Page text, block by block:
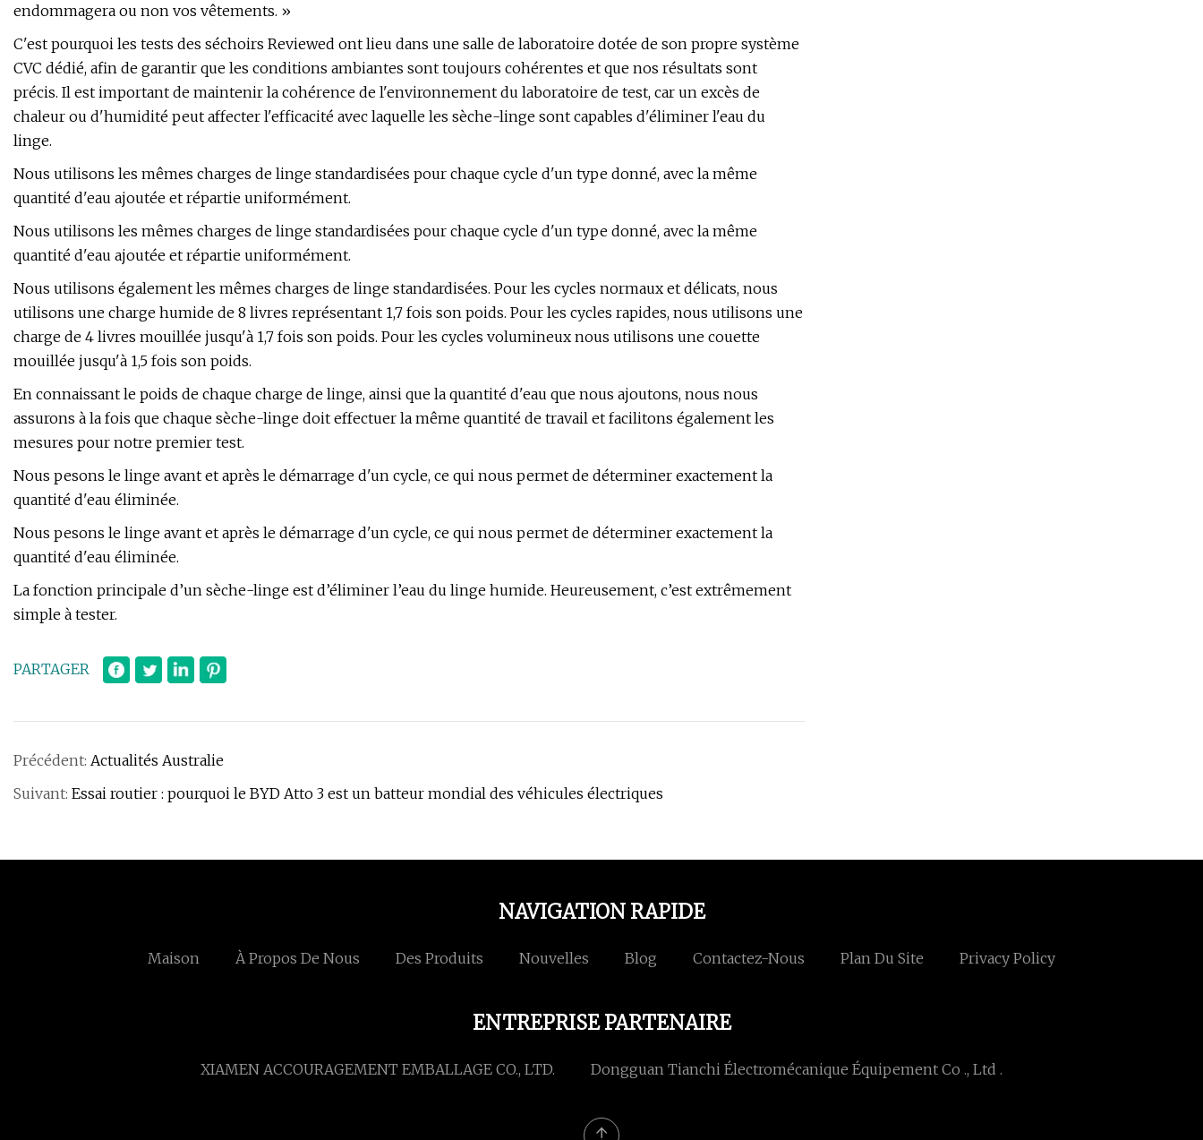
endommagera ou non vos vêtements. »
C'est pourquoi les tests des séchoirs Reviewed ont lieu dans une salle de laboratoire dotée de son propre système
CVC dédié, afin de garantir que les conditions ambiantes sont toujours cohérentes et que nos résultats sont
précis. Il est important de maintenir la cohérence de l'environnement du laboratoire de test, car un excès de
chaleur ou d'humidité peut affecter l'efficacité avec laquelle les sèche-linge sont capables d'éliminer l'eau du
linge.
Nous utilisons les mêmes charges de linge standardisées pour chaque cycle d'un type donné, avec la même
quantité d'eau ajoutée et répartie uniformément.
Nous utilisons les mêmes charges de linge standardisées pour chaque cycle d'un type donné, avec la même
quantité d'eau ajoutée et répartie uniformément.
Nous utilisons également les mêmes charges de linge standardisées. Pour les cycles normaux et délicats, nous
utilisons une charge humide de 8 livres représentant 1,7 fois son poids. Pour les cycles rapides, nous utilisons une
charge de 4 livres mouillée jusqu'à 1,7 fois son poids. Pour les cycles volumineux nous utilisons une couette
mouillée jusqu'à 1,5 fois son poids.
En connaissant le poids de chaque charge de linge, ainsi que la quantité d'eau que nous ajoutons, nous nous
assurons à la fois que chaque sèche-linge doit effectuer la même quantité de travail et facilitons également les
mesures pour notre premier test.
Nous pesons le linge avant et après le démarrage d'un cycle, ce qui nous permet de déterminer exactement la
quantité d'eau éliminée.
Nous pesons le linge avant et après le démarrage d'un cycle, ce qui nous permet de déterminer exactement la
quantité d'eau éliminée.
La fonction principale d’un sèche-linge est d’éliminer l’eau du linge humide. Heureusement, c’est extrêmement
simple à tester.
PARTAGER
Précédent: Actualités Australie
Suivant: Essai routier : pourquoi le BYD Atto 3 est un batteur mondial des véhicules électriques
NAVIGATION RAPIDE
Maison À Propos De Nous Des Produits Nouvelles Blog Contactez-Nous Plan Du Site Privacy Policy
ENTREPRISE PARTENAIRE
XIAMEN ACCOURAGEMENT EMBALLAGE CO., LTD. Dongguan Tianchi Électromécanique Équipement Co ., Ltd .